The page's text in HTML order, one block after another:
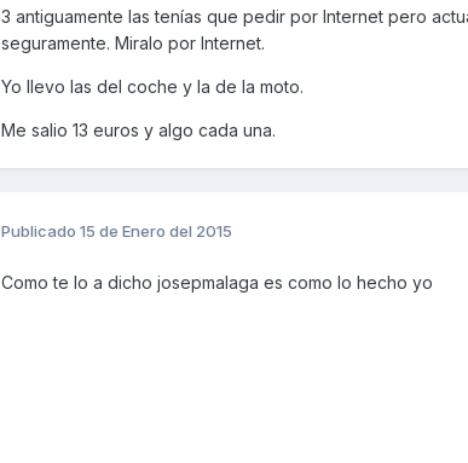
3 antiguamente las tenías que pedir por Internet pero
seguramente. Miralo por Internet.
Yo llevo las del coche y la de la moto.
Me salio 13 euros y algo cada una.
Publicado 15 de Enero del 2015
Como te lo a dicho josepmalaga es como lo hecho yo